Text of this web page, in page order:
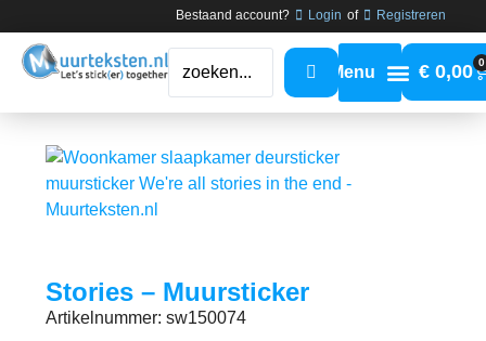
Bestaand account? Login of Registreren
€0,00 0
Stories – Muursticker
Artikelnummer: sw150074